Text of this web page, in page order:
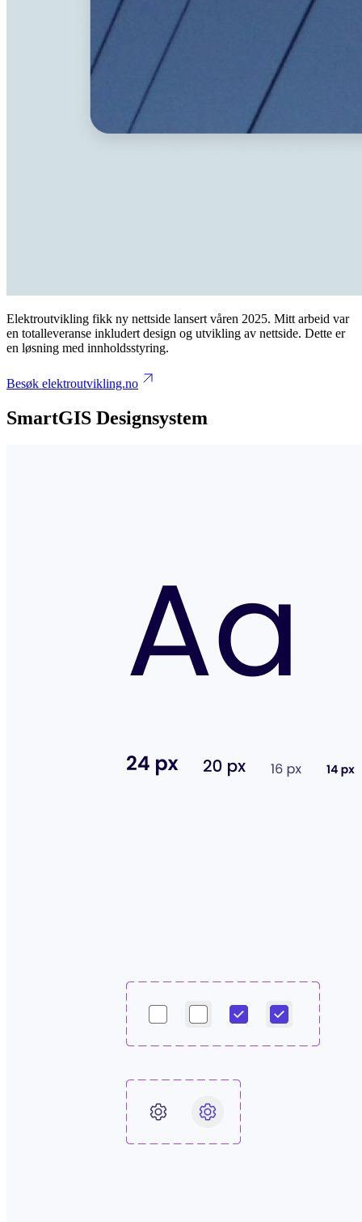
Elektroutvikling fikk ny nettside lansert våren 2025. Mitt arbeid var
en totalleveranse inkludert design og utvikling av nettside. Dette er
en løsning med innholdsstyring.
Besøk elektroutvikling.no
SmartGIS Designsystem